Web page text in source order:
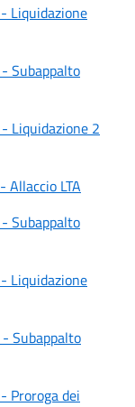
Liquidazione
Subappalto
Liquidazione 2
LTA
Subappalto
Liquidazione
Subappalto
Proroga dei